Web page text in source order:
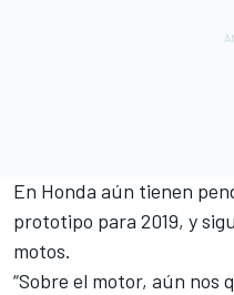
En Honda aún tienen
prototipo para 2019, y
motos.
“Sobre el motor, aún nos